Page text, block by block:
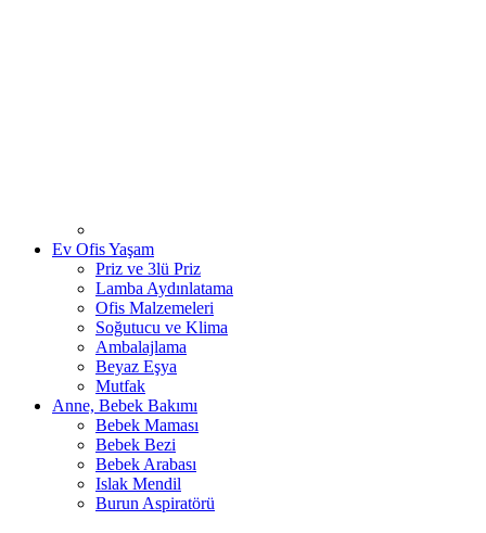
Ev Ofis Yaşam
Priz ve 3lü Priz
Lamba Aydınlatama
Ofis Malzemeleri
Soğutucu ve Klima
Ambalajlama
Beyaz Eşya
Mutfak
Anne, Bebek Bakımı
Bebek Maması
Bebek Bezi
Bebek Arabası
Islak Mendil
Burun Aspiratörü